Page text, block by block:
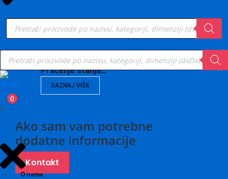
Vibrodijagnostika,
Praćenje stanja…
SAZNAJ VIŠE
Ako sam vam potrebne
dodatne informacije
Kontakt
O nama
Products
search
Products
search
0
X